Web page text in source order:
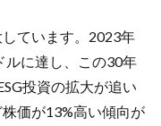
ています。2023年
ルに達し、この30年
投資の拡大が追い
価が13%高い傾向が